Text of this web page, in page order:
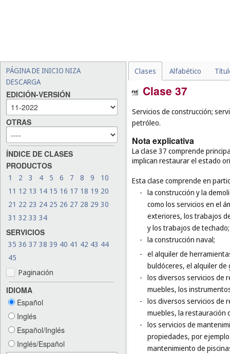
PÁGINA DE INICIO NIZA
DESCARGA
EDICIÓN-VERSIÓN
OTRAS
ÍNDICE DE CLASES
PRODUCTOS
1 2 3 4 5 6 7 8 9
10
11 12 13 14 15 16 17 18 19 20
21 22 23 24 25 26 27 28 29 30
31 32 33 34
SERVICIOS
35 36 37 38 39 40 41 42 43 44
45
Paginación
IDIOMA
Español
Inglés
Español/Inglés
Inglés/Español
Clases Alfabético
Clase 37
Servicios de construcción;
petróleo.
Nota explicativa
La clase 37 comprende
implican restaurar el estado
Esta clase comprende en
- la construcción y la
como los servicios en el
exteriores, los trabajos
y los trabajos de techado;
- la construcción naval;
- el alquiler de
buldóceres, el alquiler de
- los diversos servicios de
muebles, los
- los diversos servicios de
muebles, la restauración
- los servicios de
propiedades, por
mantenimiento de